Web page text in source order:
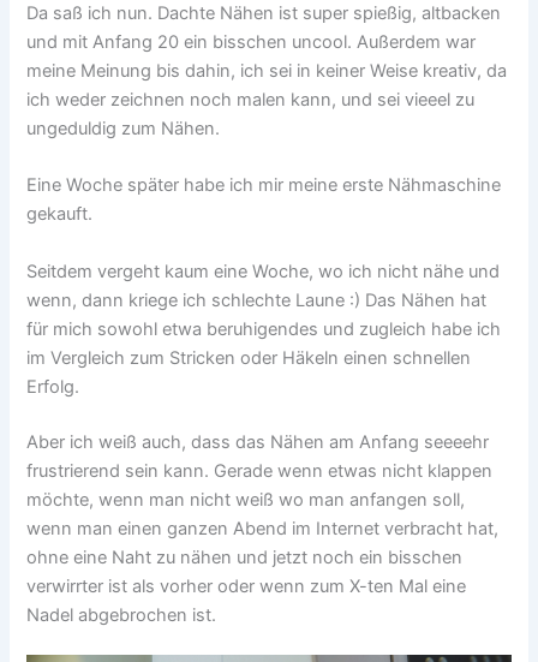
Da saß ich nun. Dachte Nähen ist super spießig, altbacken
und mit Anfang 20 ein bisschen uncool. Außerdem war
meine Meinung bis dahin, ich sei in keiner Weise kreativ, da
ich weder zeichnen noch malen kann, und sei vieeel zu
ungeduldig zum Nähen.
Eine Woche später habe ich mir meine erste Nähmaschine
gekauft.
Seitdem vergeht kaum eine Woche, wo ich nicht nähe und
wenn, dann kriege ich schlechte Laune :) Das Nähen hat
für mich sowohl etwa beruhigendes und zugleich habe ich
im Vergleich zum Stricken oder Häkeln einen schnellen
Erfolg.
Aber ich weiß auch, dass das Nähen am Anfang seeeehr
frustrierend sein kann. Gerade wenn etwas nicht klappen
möchte, wenn man nicht weiß wo man anfangen soll,
wenn man einen ganzen Abend im Internet verbracht hat,
ohne eine Naht zu nähen und jetzt noch ein bisschen
verwirrter ist als vorher oder wenn zum X-ten Mal eine
Nadel abgebrochen ist.